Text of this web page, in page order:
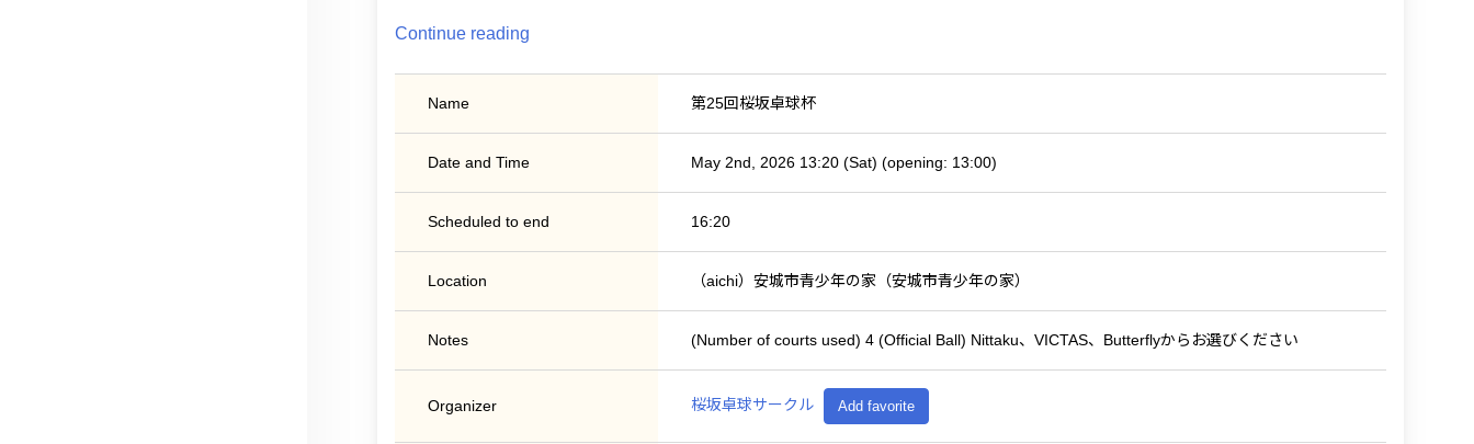
Continue reading
Name 第25回桜坂卓球杯
Date and Time May 2nd, 2026 13:20 (Sat) (opening: 13:00)
Scheduled to end 16:20
Location （aichi）安城市青少年の家（安城市青少年の家）
Notes (Number of courts used) 4 (Official Ball) Nittaku、VICTAS、Butterflyからお選びください
Organizer 桜坂卓球サークル Add favorite